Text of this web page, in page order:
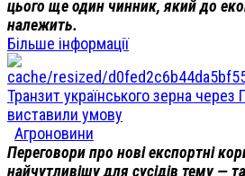
цього ще один чинник, який до
належить.
Більше інформації
Транзит українського зерна через
виставили умову
Агроновини
Переговори про нові експортні
найчутливішу для сусідів тему —